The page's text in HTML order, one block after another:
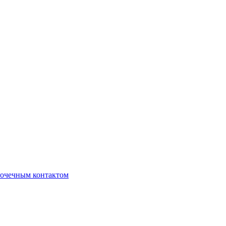
контактом